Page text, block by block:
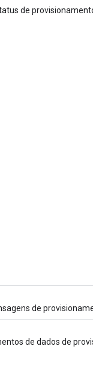
de
de
de dados de